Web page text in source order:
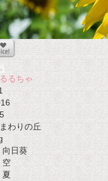
るちゃ
5
わりの丘
向日葵
空
夏